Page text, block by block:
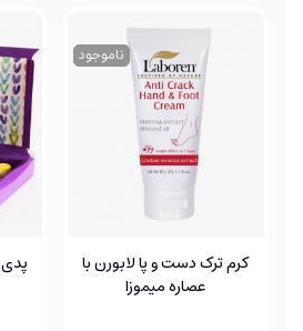
ناموجود
کرم ترک دست و پا لابورن با
عصاره میموزا